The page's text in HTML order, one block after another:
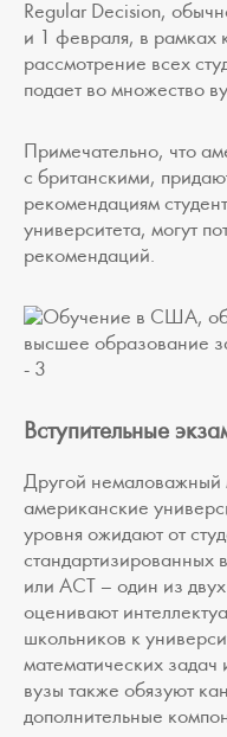
Regular Decision,
и 1 февраля, в рамках
рассмотрение всех
подает во множество
Примечательно, что
с британскими,
рекомендациям
университета, могут
рекомендаций.
Вступительные
Другой немаловажный
американские
уровня ожидают от
стандартизированных
или ACT – один из
оценивают
школьников к
математических
вузы также обязуют
дополнительные